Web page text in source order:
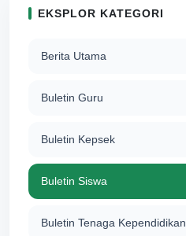
EKSPLOR KATEGORI
Berita Utama
Buletin Guru
Buletin Kepsek
Buletin Siswa
Buletin Tenaga Kependidikan